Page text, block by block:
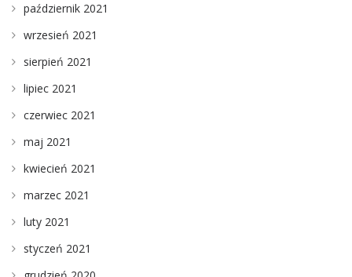
październik 2021
wrzesień 2021
sierpień 2021
lipiec 2021
czerwiec 2021
maj 2021
kwiecień 2021
marzec 2021
luty 2021
styczeń 2021